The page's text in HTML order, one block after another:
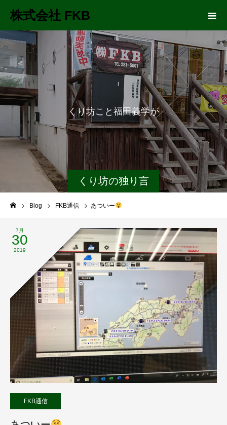
株式会社 FKB
くり坊の独り言
くり坊 と 福田 義 学が
長 距
Blog FKB通信 あついー
7月
30
2019
FKB通信